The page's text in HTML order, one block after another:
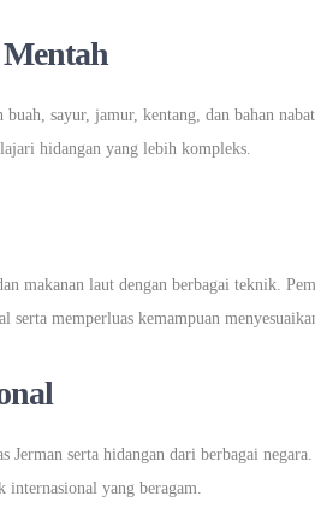
Mentah
buah, sayur, jamur, kentang, dan bahan
hidangan yang lebih kompleks.
makanan laut dengan berbagai teknik.
serta memperluas kemampuan
Jerman serta hidangan dari berbagai
internasional yang beragam.